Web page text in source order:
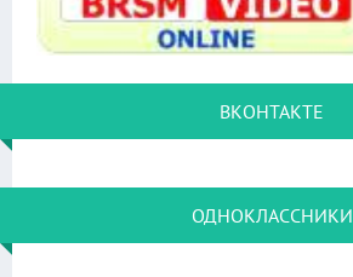
ВКОНТАКТЕ
ОДНОКЛАССНИКИ